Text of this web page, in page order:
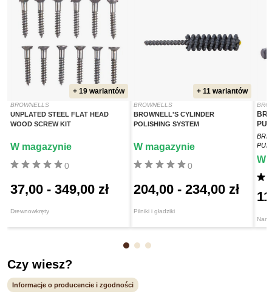
+ 19 wariantów
BROWNELLS
UNPLATED STEEL FLAT HEAD
WOOD SCREW KIT
Drewnowkręty
0
W magazynie
37,00 - 349,00 zł
+ 11 wariantów
BROWNELLS
BROWNELL'S CYLINDER
POLISHING SYSTEM
Pilniki i gładziki
0
W magazynie
204,00 - 234,00 zł
BRN
W
Czy wiesz?
Informacje o producencie i zgodności